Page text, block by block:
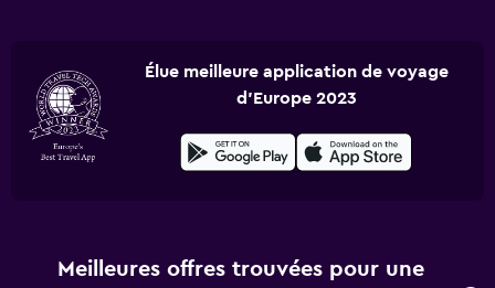
Élue meilleure application de voyage
d'Europe 2023
Meilleures offres trouvées pour une